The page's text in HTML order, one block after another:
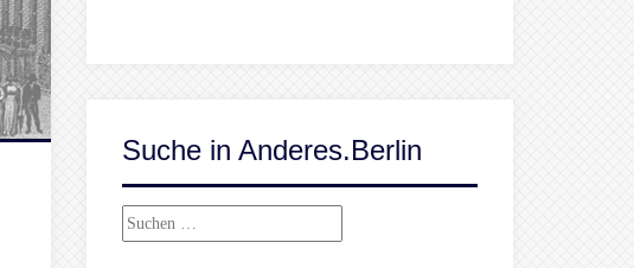
Suche in Anderes.Berlin
Suchen